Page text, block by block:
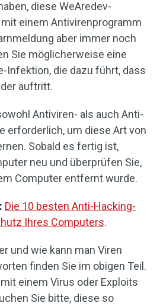
diese WeAredev-
einem Antivirenprogramm
aber immer noch
Sie möglicherweise eine
Infektion, die dazu führt, dass
auftritt.
Antiviren- als auch Anti-
erforderlich, um diese Art von
Sobald es fertig ist,
neu und überprüfen Sie,
Computer entfernt wurde.
Die 10 besten Anti-Hacking-
Ihres Computers.
und wie kann man Viren
finden Sie im obigen Teil.
einem Virus oder Exploits
Sie bitte, diese so